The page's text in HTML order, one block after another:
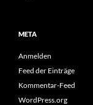
META
Anmelden
Feed der Einträge
Kommentar-Feed
WordPress.org